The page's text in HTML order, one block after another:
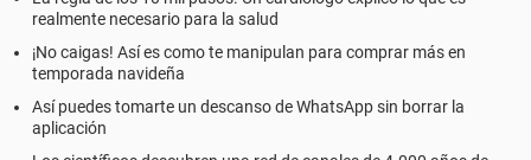
realmente necesario para la salud
¡No caigas! Así es como te manipulan para comprar más en
temporada navideña
Así puedes tomarte un descanso de WhatsApp sin borrar la
aplicación